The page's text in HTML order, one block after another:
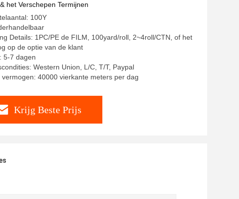
het Verschepen Termijnen
100Y
Details: 1PC/PE de FILM, 100yard/roll, 2~4roll/CTN, of het
op de optie van de klant
5-7 dagen
Western Union, L/C, T/T, Paypal
vermogen: 40000 vierkante meters per dag
Krijg Beste Prijs